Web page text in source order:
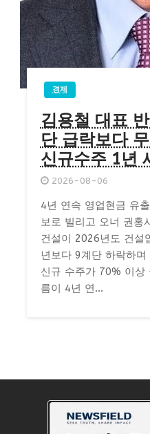
경제
김용철 대표
단 급락보다
신규수주 1년
2026-08-06
4년 연속 영업현금 유
보로 빌리고 오너 권홍
건설이 2026년도 건설
년보다 9계단 하락하
신규 수주가 70% 이상
름이 4년 연...